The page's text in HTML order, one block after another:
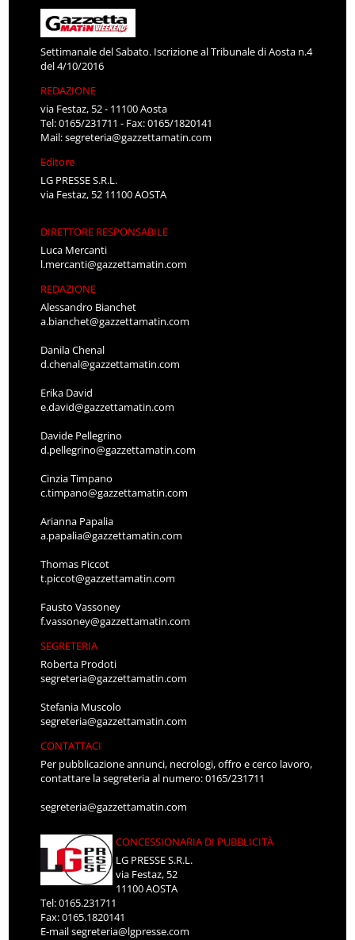
Settimanale del Sabato. Iscrizione al Tribunale di Aosta n.4
del 4/10/2016
REDAZIONE
via Festaz, 52 - 11100 Aosta
Tel: 0165/231711 - Fax: 0165/1820141
Mail:segreteria@gazzettamatin.com
Editore
LG PRESSE S.R.L.
via Festaz, 52 11100 AOSTA
DIRETTORE RESPONSABILE
Luca Mercanti
l.mercanti@gazzettamatin.com
REDAZIONE
Alessandro Bianchet
a.bianchet@gazzettamatin.com
Danila Chenal
d.chenal@gazzettamatin.com
Erika David
e.david@gazzettamatin.com
Davide Pellegrino
d.pellegrino@gazzettamatin.com
Cinzia Timpano
c.timpano@gazzettamatin.com
Arianna Papalia
a.papalia@gazzettamatin.com
Thomas Piccot
t.piccot@gazzettamatin.com
Fausto Vassoney
f.vassoney@gazzettamatin.com
SEGRETERIA
Roberta Prodoti
segreteria@gazzettamatin.com
Stefania Muscolo
segreteria@gazzettamatin.com
CONTATTACI
Per pubblicazione annunci, necrologi, offro e cerco lavoro,
contattare la segreteria al numero: 0165/231711
segreteria@gazzettamatin.com
CONCESSIONARIA DI PUBBLICITÀ
LG PRESSE S.R.L.
via Festaz, 52
11100 AOSTA
Tel: 0165.231711
Fax: 0165.1820141
E-mailsegreteria@lgpresse.com